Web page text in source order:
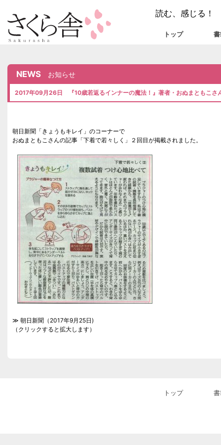
読む、感じる
トップ
NEWS お知らせ
2017年09月26日 『10歳若返るインナーの魔法！』著者・おぬまともこさ
朝日新聞「きょうもキレイ」のコーナーで
おぬまともこさんの記事「下着で若々しく」２回目が掲載されました。
≫ 朝日新聞（2017年9月25日)
（クリックすると拡大します）
トップ